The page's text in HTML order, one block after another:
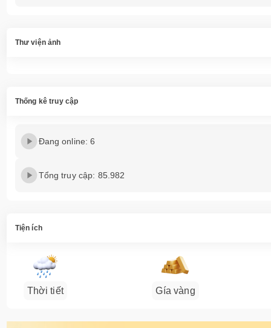
Thư viện ảnh
Thống kê truy cập
Đang online: 6
Tổng truy cập: 85.982
Tiện ích
Thời tiết Gía vàng